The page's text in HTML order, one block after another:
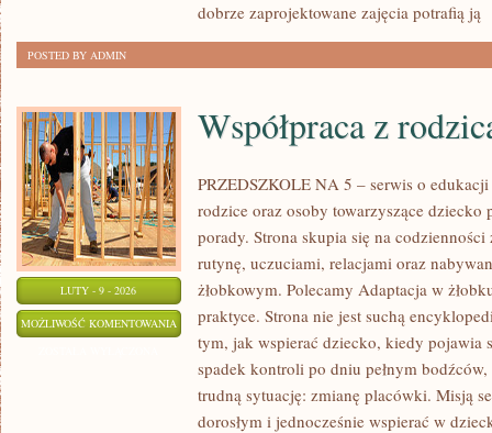
dobrze zaprojektowane zajęcia potrafią ją
POSTED BY ADMIN
LUTY - 9 - 2026
MOŻLIWOŚĆ KOMENTOWANIA WSPÓŁPRACA
RODZICAMI
Współpraca z
PRZEDSZKOLE NA 5 – serwis o
rodzice oraz osoby towarzyszące dziecko
porady. Strona skupia się na
rutynę, uczuciami, relacjami oraz
żłobkowym. Polecamy Adaptacja w
praktyce. Strona nie jest suchą
tym, jak wspierać dziecko, kiedy pojawia
spadek kontroli po dniu pełnym
trudną sytuację: zmianę placówki. Misją
dorosłym i jednocześnie wspierać w